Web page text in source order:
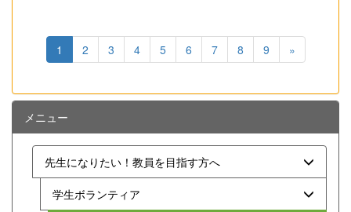
1 2 3 4 5 6 7 8 9 »
メニュー
先生になりたい！教員を目指す方へ
学生ボランティア